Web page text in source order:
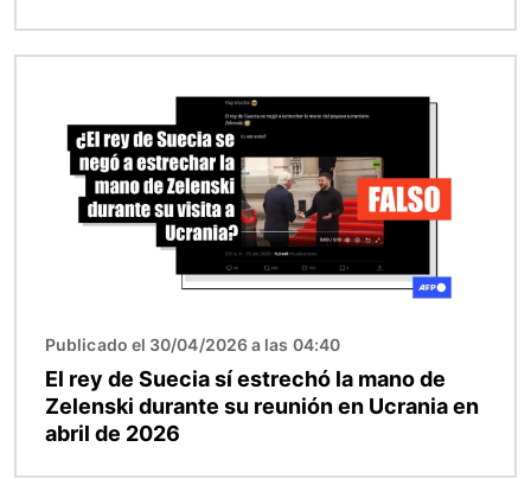
Publicado el 30/04/2026 a las 04:40
El rey de Suecia sí estrechó la mano de
Zelenski durante su reunión en Ucrania en
abril de 2026